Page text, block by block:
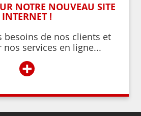
NOTRE NOUVEAU SITE
INTERNET !
besoins de nos clients et
nos services en ligne...
+